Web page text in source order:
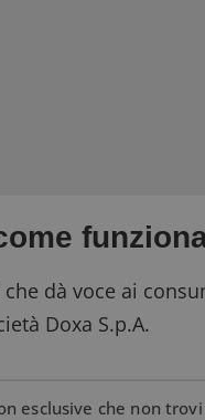
che dà voce ai
Doxa S.p.A.
esclusive che non